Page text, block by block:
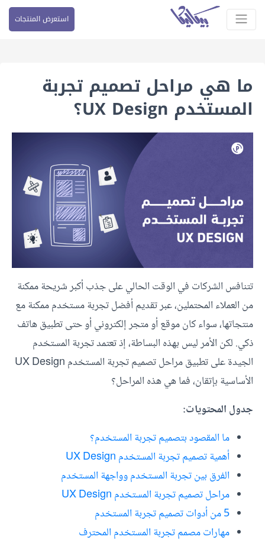
استعرض المنتجات
ما هي مراحل تصميم تجربة
المستخدم UX Design؟
تتنافس الشركات في الوقت الحالي على جذب أكبر شريحة ممكنة
من العملاء المحتملين، عبر تقديم أفضل تجربة مستخدم ممكنة مع
منتجاتها، سواء كان موقع أو متجر إلكتروني أو حتى تطبيق هاتف
ذكي. لكن الأمر ليس بهذه البساطة، إذ تعتمد تجربة المستخدم
الجيدة على تطبيق مراحل تصميم تجربة المستخدم UX Design
الأساسية بإتقان، فما هي هذه المراحل؟
جدول المحتويات:
ما المقصود بتصميم تجربة المستخدم؟
أهمية تصميم تجربة المستخدم UX Design
الفرق بين تجربة المستخدم وواجهة المستخدم
مراحل تصميم تجربة المستخدم UX Design
5 من أدوات تصميم تجربة المستخدم
مهارات مصمم تجربة المستخدم المحترف